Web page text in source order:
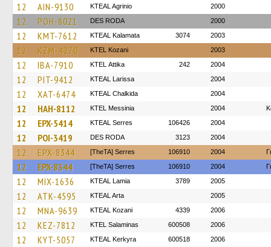
12 AIN-9130 KTEAL Agrinio 2000
12 POH-8021 DES RODA 2000
12 KMT-7612 KTEAL Kalamata 3074 2003
12 KZM-4270 ΚΤΕL Kozani 2003
12 IBA-7910 KΤΕL Αttika 242 2004
12 PIT-9412 KTEAL Larissa 2004
12 XAT-6474 KTEAL Chalkida 2004
12 HAH-8112 KTEL Messinia 2004
12 EPX-5414 KTEAL Serres 106426 2004
12 POI-3419 DES RODA 3123 2004
12 EPX-8344 [TheTA] Serres 106910 2004
12 EPX-8344 [TheTA] Serres 106910 2004
12 MIX-1636 KTEAL Lamia 3789 2005
12 ATK-4595 KTEAL Arta 2005
12 MNA-9639 KTEAL Kozani 4339 2006
12 KEZ-7812 KTEL Salaminas 600508 2006
12 KYT-5057 KTEAL Kerkyra 600518 2006